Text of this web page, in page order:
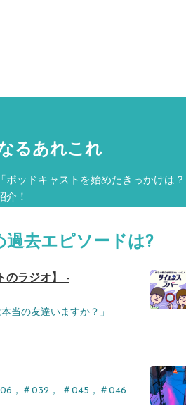
るあれこれ
ッドキャストを始めたきっかけは
介！
去エピソードは?
のラジオ】 -
当の友達いますか？」
，＃032， ＃045，＃046